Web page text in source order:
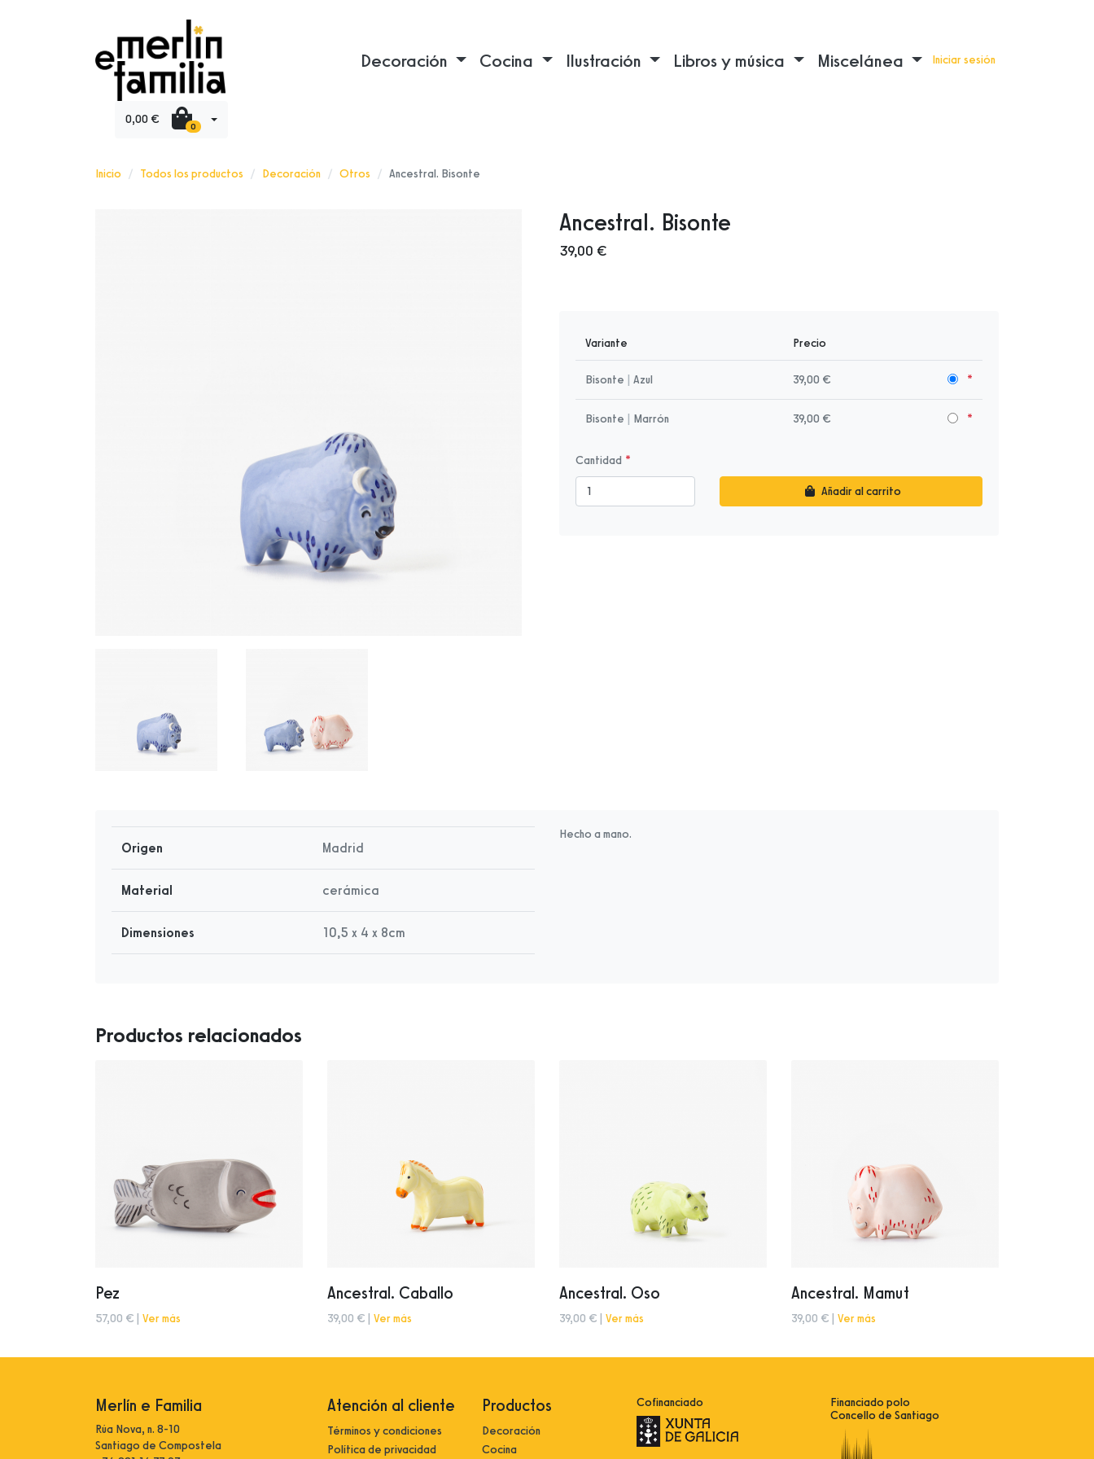
Decoración Cocina Ilustración Libros y música Miscelánea Iniciar sesión
0,00 € 0
Inicio Todos los productos Decoración Otros Ancestral. Bisonte
Ancestral. Bisonte
39,00 €
Variante Precio
Bisonte Azul 39,00 €
Bisonte Marrón 39,00 €
Cantidad
Añadir al carrito
Origen Madrid
Material cerámica
Dimensiones 10,5 x 4 x 8cm
Hecho a mano.
Productos relacionados
Pez
57,00 € | Ver más
Ancestral. Caballo
39,00 € | Ver más
Ancestral. Oso
39,00 € | Ver más
Ancestral. Mamut
39,00 € | Ver más
Merlín e Familia
Rúa Nova, n. 8-10
Santiago de Compostela
Atención al cliente
Términos y condiciones
Política de privacidad
Productos
Decoración
Cocina
Cofinanciado
Financiado polo
Concello de Santiago